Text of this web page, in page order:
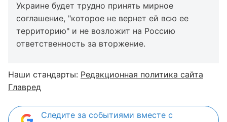
Украине будет трудно принять мирное
соглашение, "которое не вернет ей всю ее
территорию" и не возложит на Россию
ответственность за вторжение.
Наши стандарты: Редакционная политика сайта
Главред
Следите за событиями вместе с